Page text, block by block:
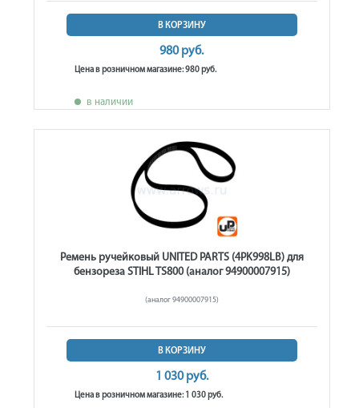
В КОРЗИНУ
980 руб.
Цена в розничном магазине: 980 руб.
в наличии
Ремень ручейковый UNITED PARTS (4PK998LB) для
бензореза STIHL TS800 (аналог 94900007915)
(аналог 94900007915)
В КОРЗИНУ
1 030 руб.
Цена в розничном магазине: 1 030 руб.